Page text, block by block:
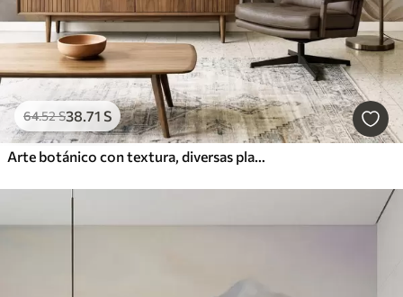
64.52S38.71 S
Arte botánico con textura, diversas plantas y hojas en tonos marrones y beige